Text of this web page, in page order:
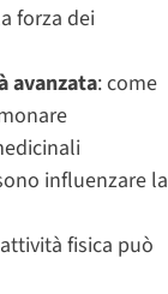
forza dei
avanzata: come
influenzare la
fisica può